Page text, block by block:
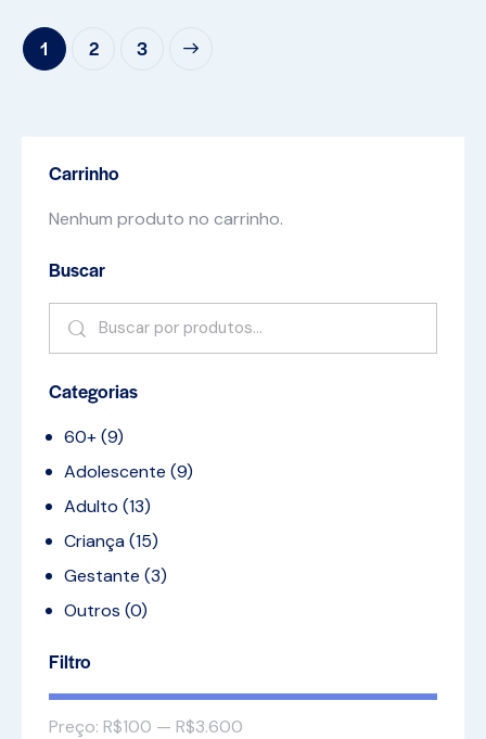
1 2 3
→
Carrinho
Nenhum produto no carrinho.
Buscar
Categorias
60+ (9)
Adolescente (9)
Adulto (13)
Criança (15)
Gestante (3)
Outros (0)
Filtro
Preço: R$100 — R$3.600